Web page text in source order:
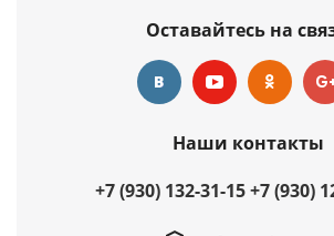
Оставайтесь на
Наши контакты
+7 (930) 132-31-15+7 (930)